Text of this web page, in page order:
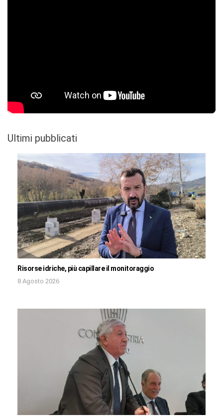
Ultimi pubblicati
Risorse idriche, più capillare il monitoraggio
8 Agosto 2026